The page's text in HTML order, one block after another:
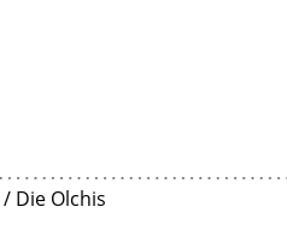
/ Die Olchis